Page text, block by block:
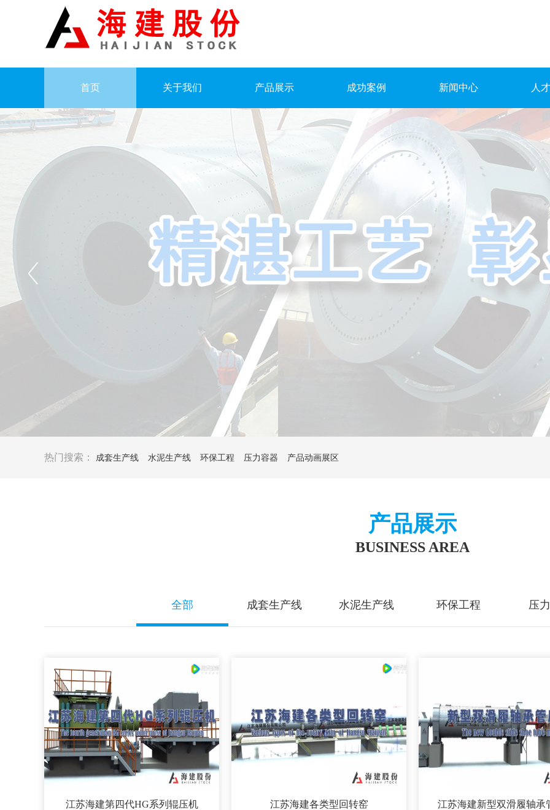
首页 关于我们 产品展示 成功案例 新闻中心 人
热门搜索： 成套生产线 水泥生产线 环保工程 压力容器 产品动画展区
产品展示
BUSINESS AREA
全部 成套生产线 水泥生产线 环保工程 压
江苏海建第四代HG系列辊压机 江苏海建各类型回转窑 江苏海建新型双滑履轴承